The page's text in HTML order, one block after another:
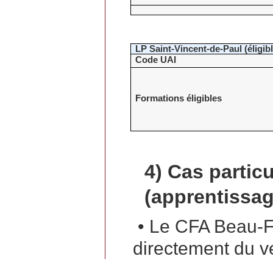
LP Saint-Vincent-de-Paul
Code UAI
Formations éligibles
4) Cas
• Le CFA
directement du